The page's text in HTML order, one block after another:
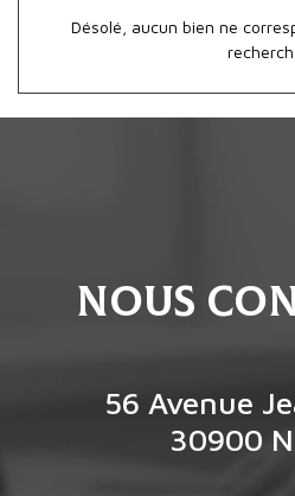
Désolé, aucun bien ne
Nous
56 Avenue
30900